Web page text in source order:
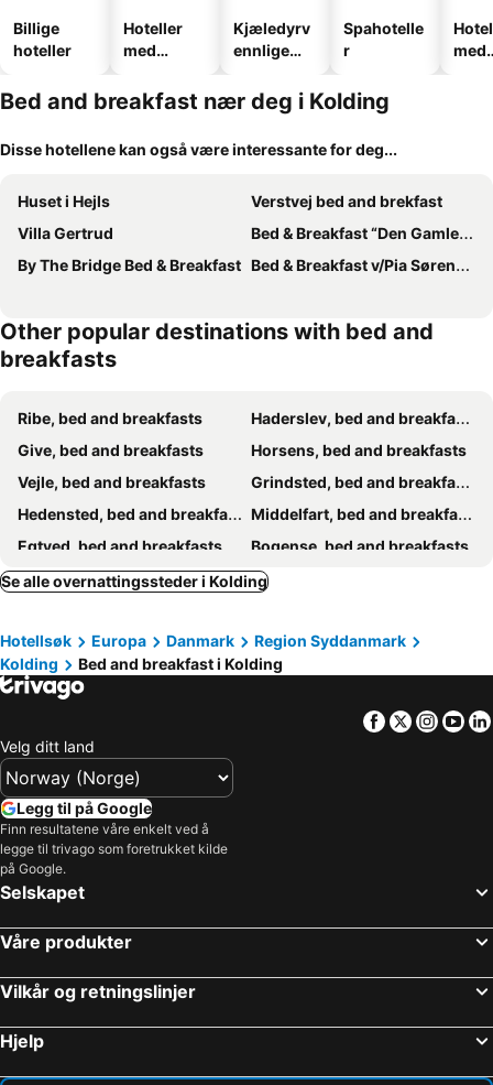
Billige
hoteller
Hoteller
med
Kjæledyrv
ennlige
Spahotelle
r
med
Bed and breakfast nær deg i Kolding
Disse hotellene kan også være interessante for deg...
Huset i Hejls
Verstvej bed and brekfast
Villa Gertrud
Bed & Breakfast “Den Gamle Lade I Hejls”
By The Bridge Bed & Breakfast Bed & Breakfast v/Pia Sørensen
Other popular destinations with bed and
breakfasts
Ribe, bed and breakfasts
Haderslev, bed and breakfasts
Give, bed and breakfasts
Horsens, bed and breakfasts
Vejle, bed and breakfasts
Grindsted, bed and breakfasts
Hedensted, bed and breakfasts
Middelfart, bed and breakfasts
Egtved, bed and breakfasts
Bogense, bed and breakfasts
Brørup, bed and breakfasts
Rødding, bed and breakfasts
Billund, bed and breakfasts
Vojens, bed and breakfasts
Bredsten, bed and breakfasts
Vejen, bed and breakfasts
Juelsminde, bed and breakfasts
Jelling, bed and breakfasts
Gram, bed and breakfasts
Gadbjerg, bed and breakfasts
Se alle overnattingssteder i Kolding
Hotellsøk Europa Danmark
Region Syddanmark
Kolding
Bed and breakfast i Kolding
Facebook
Twitter
Velg ditt land
Legg til på Google
Finn resultatene våre enkelt ved å
legge til trivago som foretrukket kilde
på Google.
Selskapet
Våre produkter
Vilkår og retningslinjer
Hjelp